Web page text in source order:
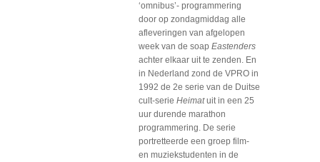
‘omnibus’- programmering
door op zondagmiddag alle
afleveringen van afgelopen
week van de soap Eastenders
achter elkaar uit te zenden. En
in Nederland zond de VPRO in
1992 de 2e serie van de Duitse
cult-serie Heimatuit in een 25
uur durende marathon
programmering. De serie
portretteerde een groep film-
en muziekstudenten in de